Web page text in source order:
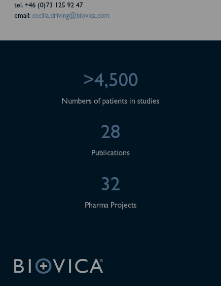
tel. +46 (0)73 125 92 47
email: cecilia.driving@biovica.com
>4,500
Numbers of patients in studies
28
Publications
32
Pharma Projects